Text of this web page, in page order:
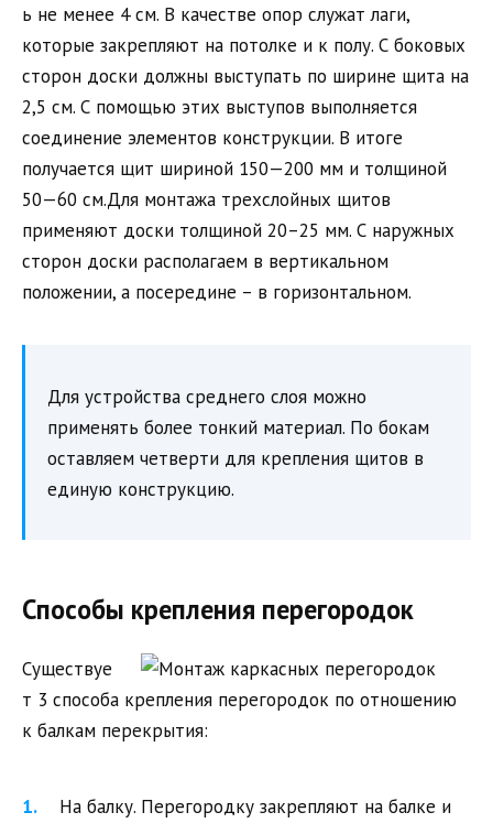
ь не менее 4 см. В качестве опор служат лаги,
которые закрепляют на потолке и к полу. С боковых
сторон доски должны выступать по ширине щита на
2,5 см. С помощью этих выступов выполняется
соединение элементов конструкции. В итоге
получается щит шириной 150—200 мм и толщиной
50—60 см.Для монтажа трехслойных щитов
применяют доски толщиной 20–25 мм. С наружных
сторон доски располагаем в вертикальном
положении, а посередине – в горизонтальном.
Для устройства среднего слоя можно
применять более тонкий материал. По бокам
оставляем четверти для крепления щитов в
единую конструкцию.
Способы крепления перегородок
Существуе
т 3 способа крепления перегородок по отношению
к балкам перекрытия:
На балку. Перегородку закрепляют на балке и